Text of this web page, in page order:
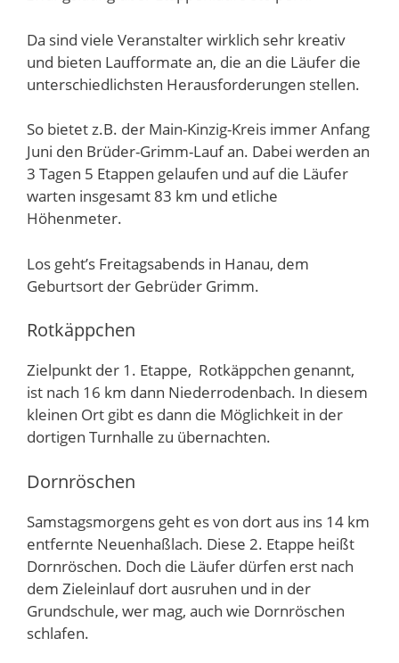
Da sind viele Veranstalter wirklich sehr kreativ
und bieten Laufformate an, die an die Läufer die
unterschiedlichsten Herausforderungen stellen.
So bietet z.B. der Main-Kinzig-Kreis immer Anfang
Juni den Brüder-Grimm-Lauf an. Dabei werden an
3 Tagen 5 Etappen gelaufen und auf die Läufer
warten insgesamt 83 km und etliche
Höhenmeter.
Los geht’s Freitagsabends in Hanau, dem
Geburtsort der Gebrüder Grimm.
Rotkäppchen
Zielpunkt der 1. Etappe, Rotkäppchen genannt,
ist nach 16 km dann Niederrodenbach. In diesem
kleinen Ort gibt es dann die Möglichkeit in der
dortigen Turnhalle zu übernachten.
Dornröschen
Samstagsmorgens geht es von dort aus ins 14 km
entfernte Neuenhaßlach. Diese 2. Etappe heißt
Dornröschen. Doch die Läufer dürfen erst nach
dem Zieleinlauf dort ausruhen und in der
Grundschule, wer mag, auch wie Dornröschen
schlafen.